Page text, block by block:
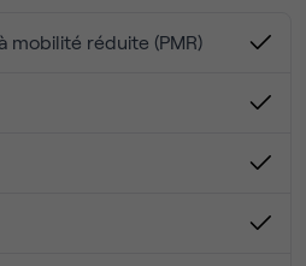
autour et hôtels à proximité tels
mobilité réduite (PMR)